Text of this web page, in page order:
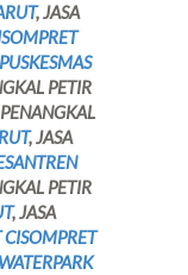
, JASA
PUSKESMAS
PETIR
, JASA
PETIR
, JASA